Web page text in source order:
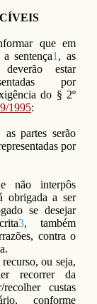
CÍVEIS
que em
sentença1 , as
estar
por
do § 2º
1995:
partes serão
por
não interpôs
obrigada a ser
se desejar
3, também
contra o
ou seja,
recorrer da
recolher custas
conforme